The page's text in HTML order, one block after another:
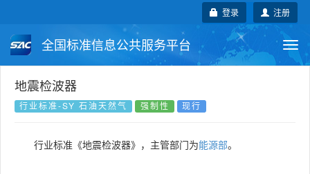
注册
登录
全国标准信息公共服务平台
国家标准
国外标准 技术委员会
地震检波器
行业标准-SY 石油天然气 强制性 现行
行业标准《地震检波器》，主管部门为能源部。